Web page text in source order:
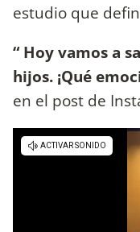
estudio que
“ Hoy vamos a
hijos. ¡Qué
en el post de